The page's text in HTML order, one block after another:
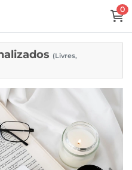
0
(Livres,